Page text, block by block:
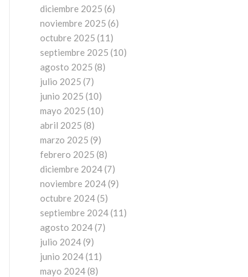
diciembre 2025 (6)
noviembre 2025 (6)
octubre 2025 (11)
septiembre 2025 (10)
agosto 2025 (8)
julio 2025 (7)
junio 2025 (10)
mayo 2025 (10)
abril 2025 (8)
marzo 2025 (9)
febrero 2025 (8)
diciembre 2024(7)
noviembre 2024(9)
octubre 2024(5)
septiembre 2024(11)
agosto 2024(7)
julio 2024(9)
junio 2024(11)
mayo 2024(8)